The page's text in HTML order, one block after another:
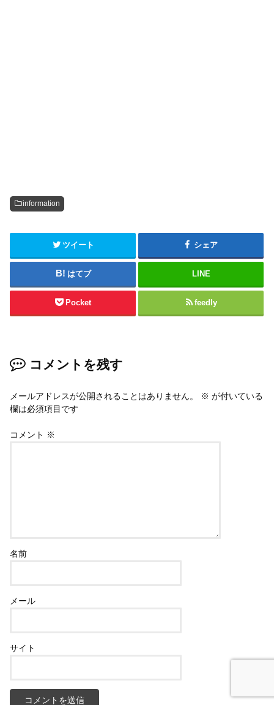
information
ツイート シェア
はてブ LINE
Pocket feedly
コメントを残す
メールアドレスが公開されることはありません。 ※ が付いている
欄は必須項目です
コメント ※
名前
メール
サイト